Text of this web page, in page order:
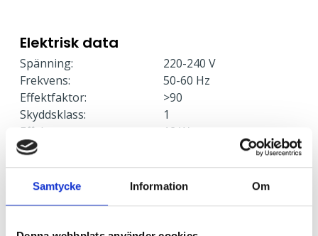
Samtycke Information Om
Elektrisk data
Spänning:
220-240 V
Frekvens:
50-60 Hz
Effektfaktor:
>90
Skyddsklass:
1
Effekt:
12 W
Armaturer/C10A säkring:
Armaturer/C16A säkring:
66
Armaturer/B10A säkring:
25